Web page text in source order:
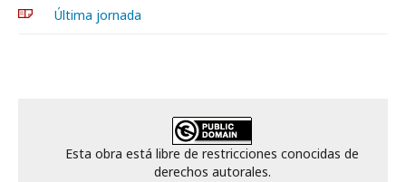
Última jornada
Esta obra está libre de restricciones conocidas de
derechos autorales.